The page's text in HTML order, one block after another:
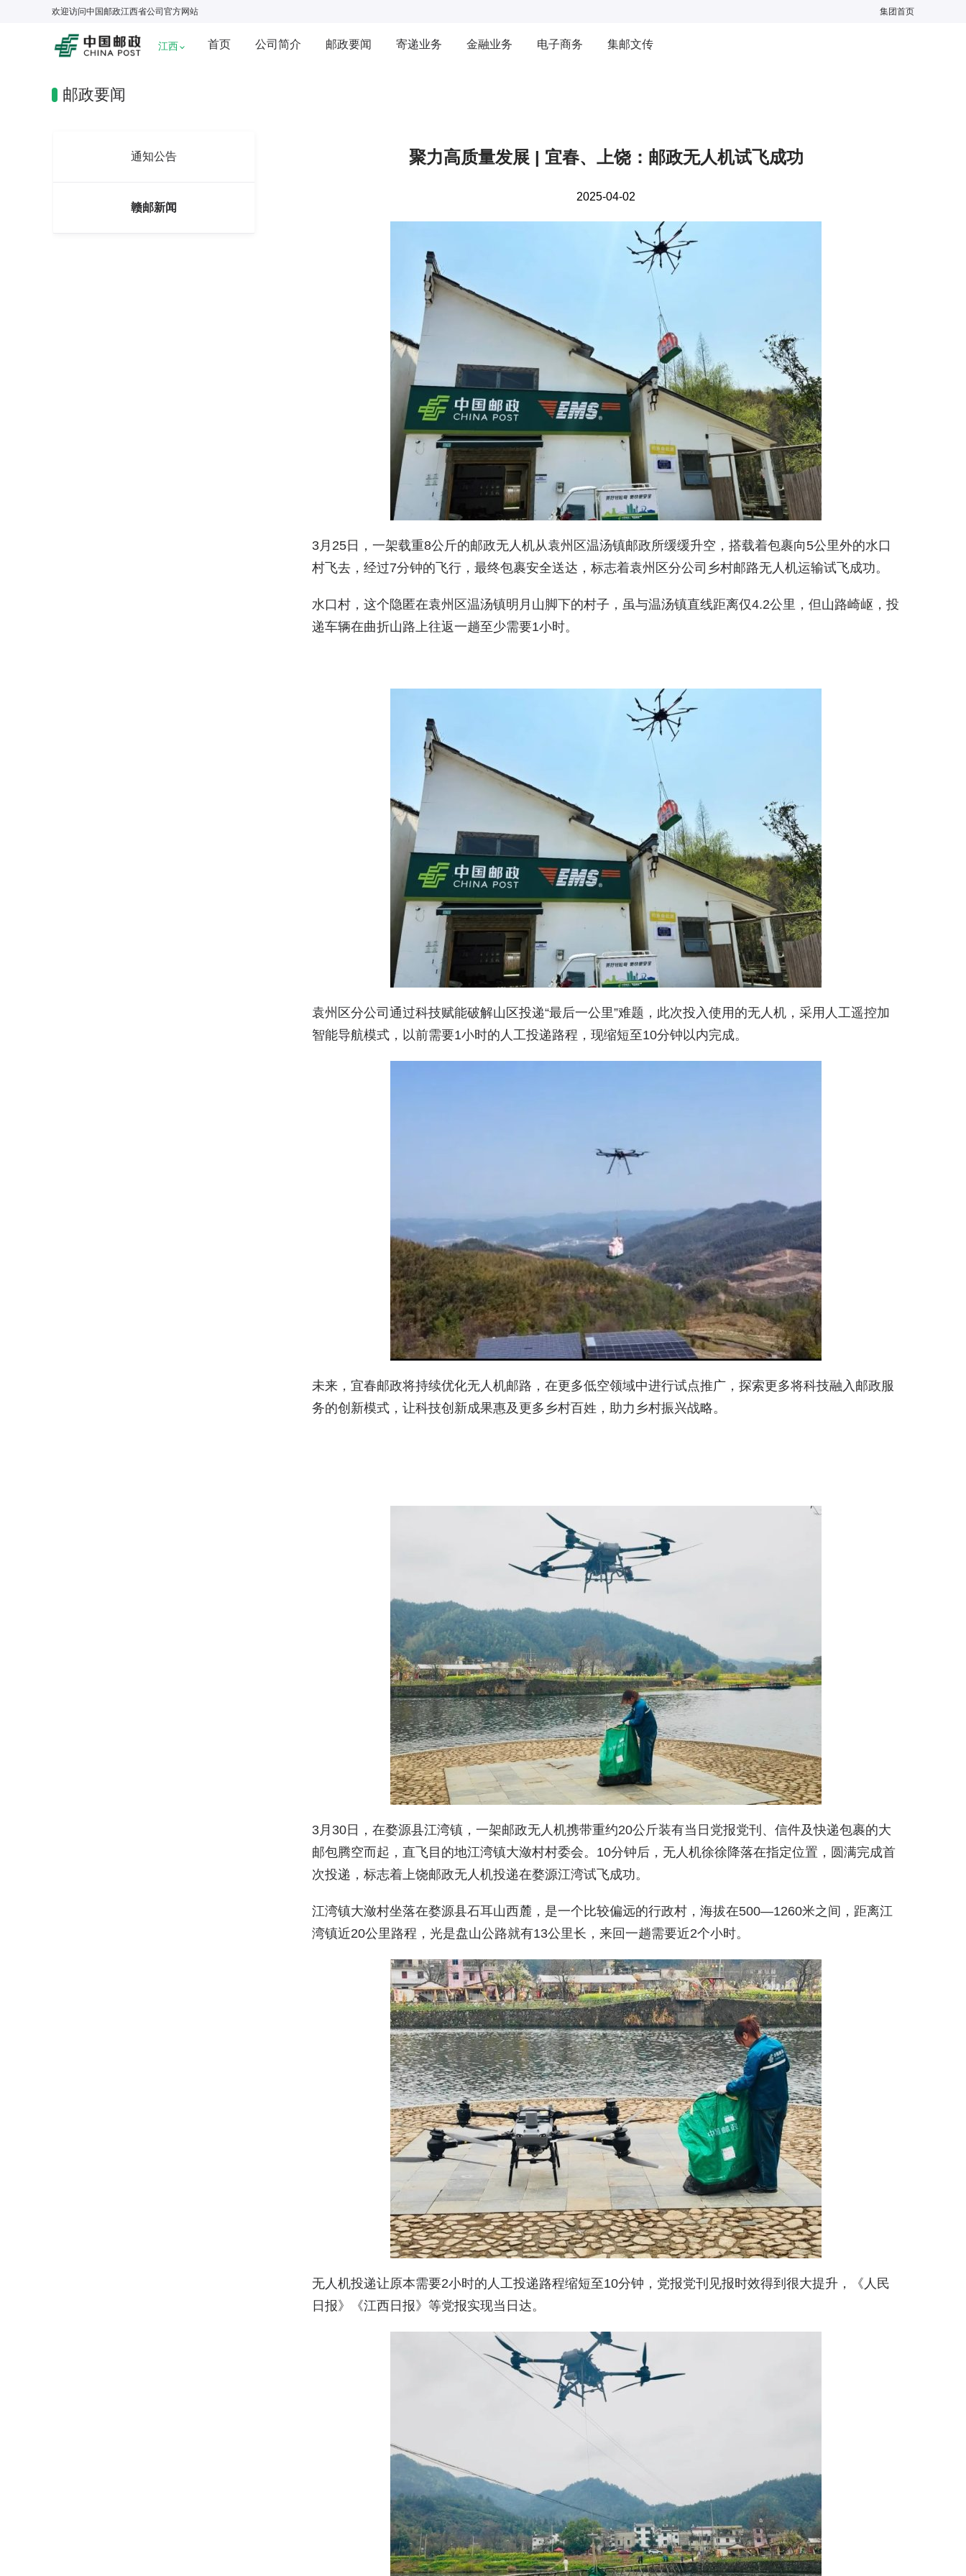
欢迎访问中国邮政江西省公司 官方网站 集团首页
江西 首页 公司简介 邮政要闻 寄递业务 金融业务 电子商务 集邮文传
邮政要闻
通知公告
赣邮新闻
聚力高质量发展 | 宜春、上饶：邮政无人机试飞成功
2025-04-02
3月25日，一架载重8公斤的邮政无人机从袁州区温汤镇邮政所缓缓升空，搭载着包裹向5公里外的水口
村飞去，经过7分钟的飞行，最终包裹安全送达，标志着袁州区分公司乡村邮路无人机运输试飞成功。
水口村，这个隐匿在袁州区温汤镇明月山脚下的村子，虽与温汤镇直线距离仅4.2公里，但山路崎岖，投
递车辆在曲折山路上往返一趟至少需要1小时。
袁州区分公司通过科技赋能破解山区投递“最后一公里”难题，此次投入使用的无人机，采用人工遥控加
智能导航模式，以前需要1小时的人工投递路程，现缩短至10分钟以内完成。
未来，宜春邮政将持续优化无人机邮路，在更多低空领域中进行试点推广，探索更多将科技融入邮政服
务的创新模式，让科技创新成果惠及更多乡村百姓，助力乡村振兴战略。
3月30日，在婺源县江湾镇，一架邮政无人机携带重约20公斤装有当日党报党刊、信件及快递包裹的大
邮包腾空而起，直飞目的地江湾镇大潋村村委会。10分钟后，无人机徐徐降落在指定位置，圆满完成首
次投递，标志着上饶邮政无人机投递在婺源江湾试飞成功。
江湾镇大潋村坐落在婺源县石耳山西麓，是一个比较偏远的行政村，海拔在500—1260米之间，距离江
湾镇近20公里路程，光是盘山公路就有13公里长，来回一趟需要近2个小时。
无人机投递让原本需要2小时的人工投递路程缩短至10分钟，党报党刊见报时效得到很大提升，《人民
日报》《江西日报》等党报实现当日达。